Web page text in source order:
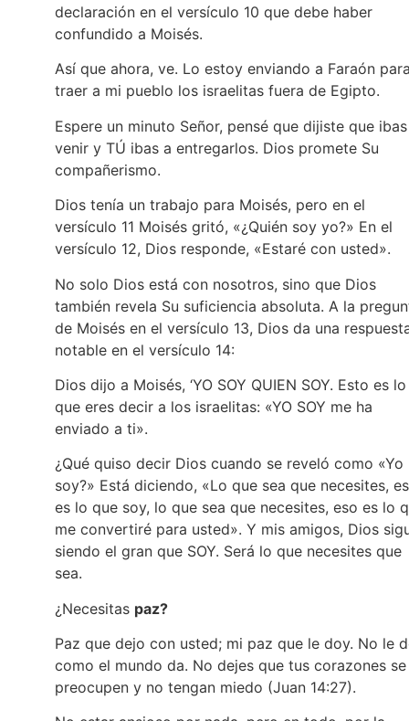
declaración en el versículo 10 que debe haber
confundido a Moisés.
Así que ahora, ve. Lo estoy enviando a Faraón
traer a mi pueblo los israelitas fuera de Egipto.
Espere un minuto Señor, pensé que dijiste que
venir y TÚ ibas a entregarlos. Dios promete Su
compañerismo.
Dios tenía un trabajo para Moisés, pero en el
versículo 11 Moisés gritó, «¿Quién soy yo?» En el
versículo 12, Dios responde, «Estaré con usted».
No solo Dios está con nosotros, sino que Dios
también revela Su suficiencia absoluta. A la
de Moisés en el versículo 13, Dios da una
notable en el versículo 14:
Dios dijo a Moisés, ‘YO SOY QUIEN SOY. Esto es lo
que eres decir a los israelitas: «YO SOY me ha
enviado a ti».
¿Qué quiso decir Dios cuando se reveló como «Yo
soy?» Está diciendo, «Lo que sea que necesites,
es lo que soy, lo que sea que necesites, eso es lo
me convertiré para usted». Y mis amigos, Dios
siendo el gran que SOY. Será lo que necesites que
sea.
¿Necesitas paz?
Paz que dejo con usted; mi paz que le doy. No le
como el mundo da. No dejes que tus corazones se
preocupen y no tengan miedo (Juan 14:27).